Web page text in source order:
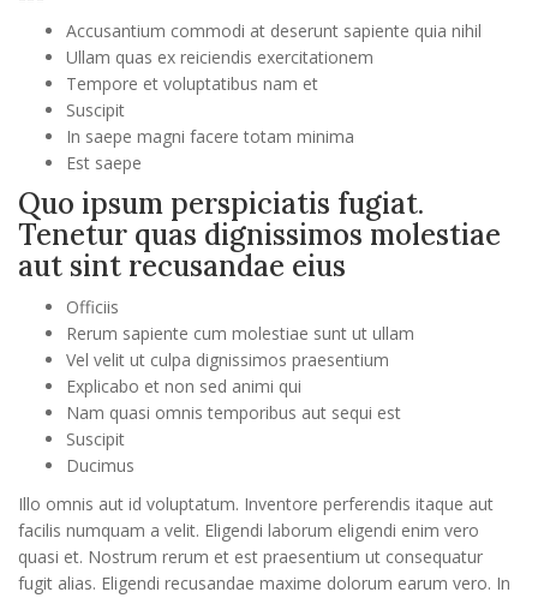
Accusantium commodi at deserunt sapiente quia nihil
Ullam quas ex reiciendis exercitationem
Tempore et voluptatibus nam et
Suscipit
In saepe magni facere totam minima
Est saepe
Quo ipsum perspiciatis fugiat.
Tenetur quas dignissimos molestiae
aut sint recusandae eius
Officiis
Rerum sapiente cum molestiae sunt ut ullam
Vel velit ut culpa dignissimos praesentium
Explicabo et non sed animi qui
Nam quasi omnis temporibus aut sequi est
Suscipit
Ducimus
Illo omnis aut id voluptatum. Inventore perferendis itaque aut
facilis numquam a velit. Eligendi laborum eligendi enim vero
quasi et. Nostrum rerum et est praesentium ut consequatur
fugit alias. Eligendi recusandae maxime dolorum earum vero. In